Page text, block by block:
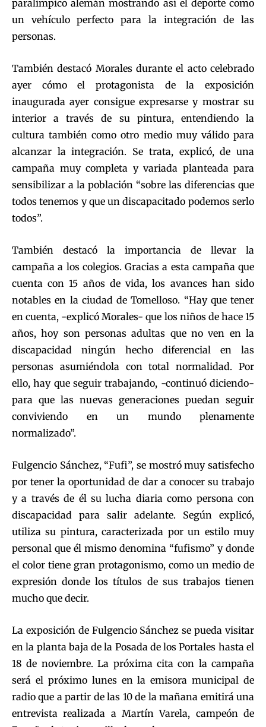
paralímpico alemán mostrando así el deporte como
un vehículo perfecto para la integración de las
personas.
También destacó Morales durante el acto celebrado
ayer cómo el protagonista de la exposición
inaugurada ayer consigue expresarse y mostrar su
interior a través de su pintura, entendiendo la
cultura también como otro medio muy válido para
alcanzar la integración. Se trata, explicó, de una
campaña muy completa y variada planteada para
sensibilizar a la población “sobre las diferencias que
todos tenemos y que un discapacitado podemos serlo
todos”.
También destacó la importancia de llevar la
campaña a los colegios. Gracias a esta campaña que
cuenta con 15 años de vida, los avances han sido
notables en la ciudad de Tomelloso. “Hay que tener
en cuenta, -explicó Morales- que los niños de hace 15
años, hoy son personas adultas que no ven en la
discapacidad ningún hecho diferencial en las
personas asumiéndola con total normalidad. Por
ello, hay que seguir trabajando, -continuó diciendo-
para que las nuevas generaciones puedan seguir
conviviendo en un mundo plenamente
normalizado”.
Fulgencio Sánchez, “Fufi”, se mostró muy satisfecho
por tener la oportunidad de dar a conocer su trabajo
y a través de él su lucha diaria como persona con
discapacidad para salir adelante. Según explicó,
utiliza su pintura, caracterizada por un estilo muy
personal que él mismo denomina “fufismo” y donde
el color tiene gran protagonismo, como un medio de
expresión donde los títulos de sus trabajos tienen
mucho que decir.
La exposición de Fulgencio Sánchez se pueda visitar
en la planta baja de la Posada de los Portales hasta el
18 de noviembre. La próxima cita con la campaña
será el próximo lunes en la emisora municipal de
radio que a partir de las 10 de la mañana emitirá una
entrevista realizada a Martín Varela, campeón de